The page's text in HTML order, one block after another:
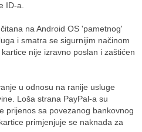
ID-a.
na Android OS 'pametnog'
i smatra se sigurnijim načinom
nije izravno poslan i zaštićen
u odnosu na ranije usluge
Loša strana PayPal-a su
prijenos sa povezanog bankovnog
primjenjuje se naknada za